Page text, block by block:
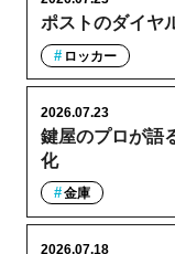
ポストのダイヤ
ロッカー
鍵屋のプロが語
化
2026.07.23
金庫
2026.07.18